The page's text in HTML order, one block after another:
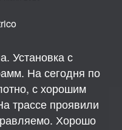
Установка с
На сегодня по
с хорошим
трассе проявили
Хорошо